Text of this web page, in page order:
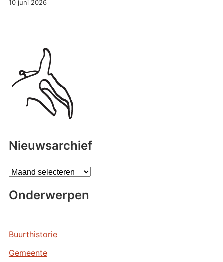
10 juni 2026
Nieuwsarchief
A
c
e
e
Onderwerpen
Buurthistorie
Gemeente